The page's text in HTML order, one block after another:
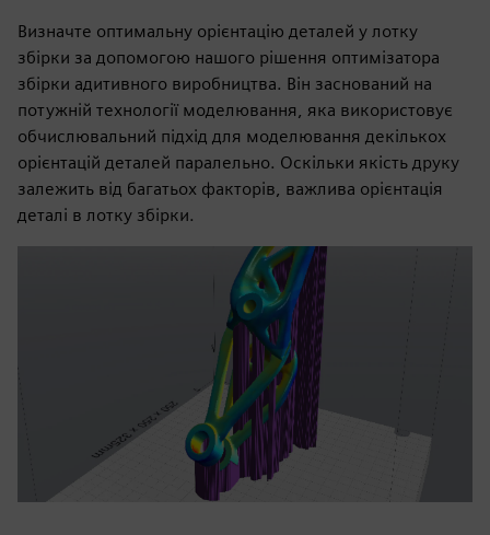
Визначте оптимальну орієнтацію деталей у лотку
збірки за допомогою нашого рішення оптимізатора
збірки адитивного виробництва. Він заснований на
потужній технології моделювання, яка використовує
обчислювальний підхід для моделювання декількох
орієнтацій деталей паралельно. Оскільки якість друку
залежить від багатьох факторів, важлива орієнтація
деталі в лотку збірки.